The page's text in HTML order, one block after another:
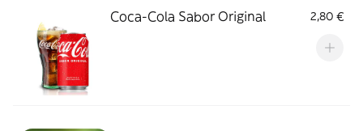
Coca-Cola Sabor Original 2,80 €